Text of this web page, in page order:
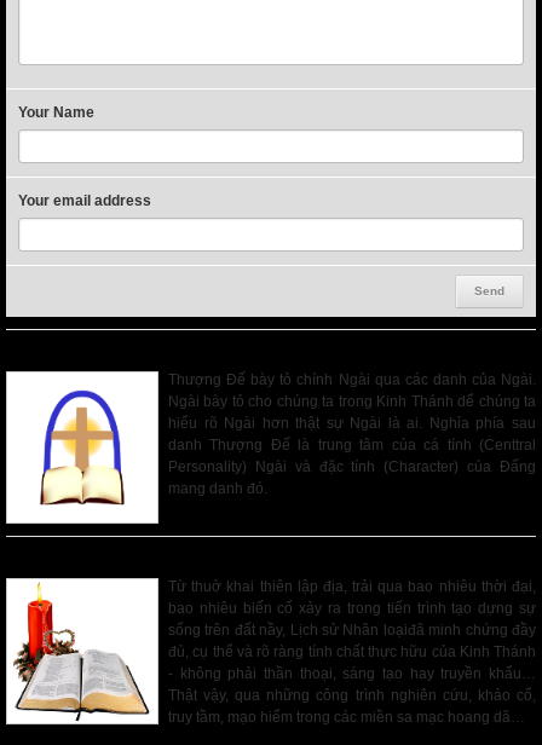
Your Name
Your email address
Thượng Đế bày tỏ chính Ngài qua các danh của Ngài.
Ngài bày tỏ cho chúng ta trong Kinh Thánh dể chúng ta
hiểu rõ Ngài hơn thật sự Ngài là ai. Nghỉa phía sau
danh Thượng Đế là trung tâm của cá tính (Centtral
Personality) Ngài và đặc tính (Character) của Đấng
mang danh đó.
Từ thuở khai thiên lập địa, trải qua bao nhiêu thời đại,
bao nhiêu biến cố xảy ra trong tiến trình tạo dựng sự
sống trên đất nầy, Lịch sử Nhân loạiđã minh chứng đầy
đủ, cụ thể và rõ ràng tính chất thực hữu của Kinh Thánh
- không phải thần thoại, sáng tạo hay truyền khẩu…
Thật vậy, qua những công trình nghiên cứu, khảo cổ,
truy tầm, mạo hiểm trong các miền sa mạc hoang dã…